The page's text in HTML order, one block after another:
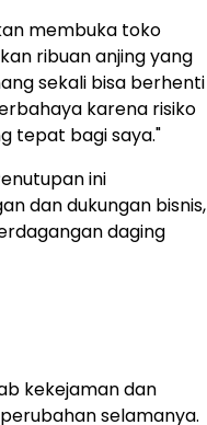
membuka toko
ribuan anjing yang
sekali bisa berhenti
karena risiko
tepat bagi saya."
ini
dan dukungan bisnis,
daging
kekejaman dan
selamanya.